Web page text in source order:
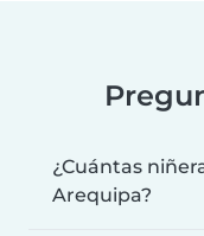
¿Cuántas
Arequipa?